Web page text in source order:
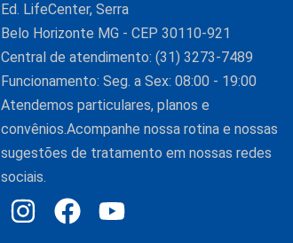
Ed. LifeCenter, Serra
Belo Horizonte MG - CEP 30110-921
Central de atendimento: (31) 3273-7489
Funcionamento: Seg. a Sex: 08:00 - 19:00
Atendemos particulares, planos e
convênios.Acompanhe nossa rotina e nossas
sugestões de tratamento em nossas redes
sociais.